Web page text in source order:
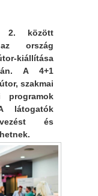
2. között
ország
kiállítása
A 4+1
szakmai
programok
látogatók
és